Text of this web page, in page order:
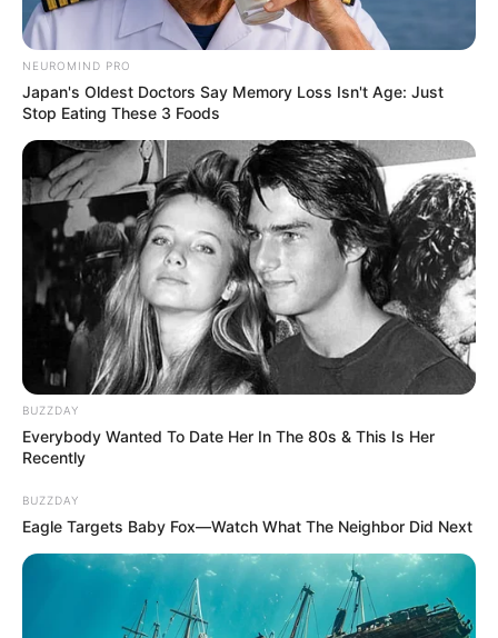
NEUROMIND PRO
Japan's Oldest Doctors Say Memory Loss Isn't Age: Just
Stop Eating These 3 Foods
BUZZDAY
Everybody Wanted To Date Her In The 80s & This Is Her
Recently
BUZZDAY
Eagle Targets Baby Fox—Watch What The Neighbor Did Next